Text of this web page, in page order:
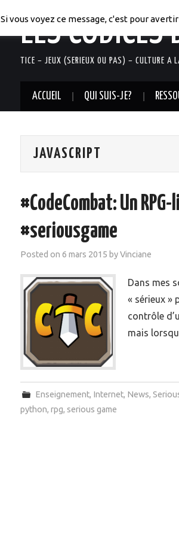
LES CODICES
TICE – JEUX (SERIEUX OU PAS) – CULTURE A
ACCUEIL QUI SUIS-JE?
JAVASCRIPT
#CodeCombat: Un
#seriousgame
Posted on 6 mars 2015 byVinciane
Dans mes
« sérieux »
contrôle
mais
Enseignement, Internet, News,
python, rpg, serious game
Si vous voyez ce message, c'est pour